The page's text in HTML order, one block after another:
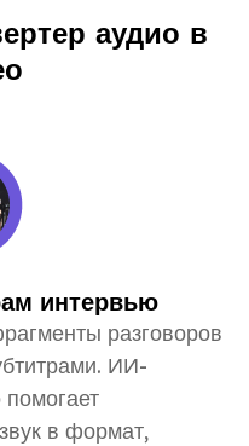
аудио в
интервью
разговоров
ИИ-
в формат,